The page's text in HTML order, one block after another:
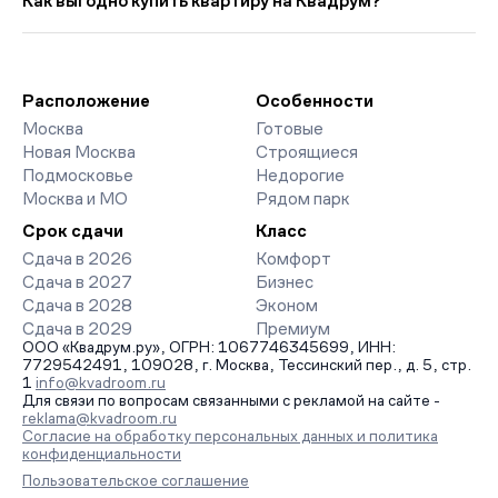
страницах ЖК доступны отзывы жильцов о качестве
строительства, интерактивный генплан корпусов, сроки
организует просмотр и поможет одобрить ипотеку по
минимальной ставке. Чтобы зафиксировать цену, оставьте
заявку на обратный звонок.
Расположение
Москва
Новая Москва
Подмосковье
Москва и МО
Особенности
Готовые
Строящиеся
Недорогие
Рядом парк
Срок сдачи
Сдача в 2026
Сдача в 2027
Сдача в 2028
Сдача в 2029
Класс
Комфорт
Бизнес
Эконом
Премиум
ООО «Квадрум.ру», ОГРН: 1067746345699, ИНН:
7729542491, 109028, г. Москва, Тессинский пер., д. 5, стр.
1 info@kvadroom.ru
Для связи по вопросам связанными с рекламой на сайте -
reklama@kvadroom.ru
Согласие на обработку персональных данных и политика
конфиденциальности
Пользовательское соглашение